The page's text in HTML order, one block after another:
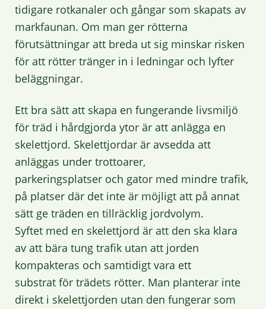
tidigare rotkanaler och gångar som skapats av
markfaunan. Om man ger rötterna
förutsättningar att breda ut sig minskar risken
för att rötter tränger in i ledningar och lyfter
beläggningar.
Ett bra sätt att skapa en fungerande livsmiljö
för träd i hårdgjorda ytor är att anlägga en
skelettjord. Skelettjordar är avsedda att
anläggas under trottoarer,
parkeringsplatser och gator med mindre trafik,
på platser där det inte är möjligt att på annat
sätt ge träden en tillräcklig jordvolym.
Syftet med en skelettjord är att den ska klara
av att bära tung trafik utan att jorden
kompakteras och samtidigt vara ett
substrat för trädets rötter. Man planterar inte
direkt i skelettjorden utan den fungerar som